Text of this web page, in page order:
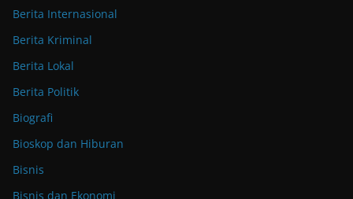
Berita Internasional
Berita Kriminal
Berita Lokal
Berita Politik
Biografi
Bioskop dan Hiburan
Bisnis
Bisnis dan Ekonomi